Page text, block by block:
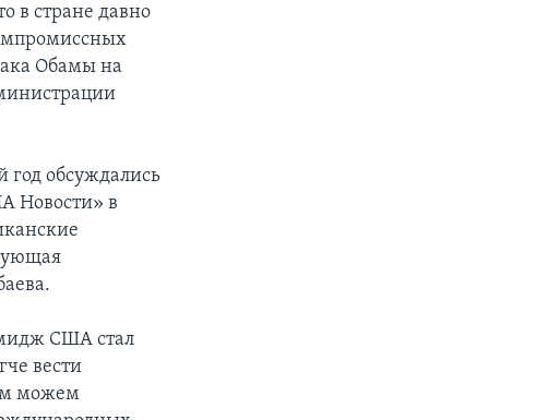
в стране давно
Обамы на
обсуждались
Новости» в
США стал
вести
можем